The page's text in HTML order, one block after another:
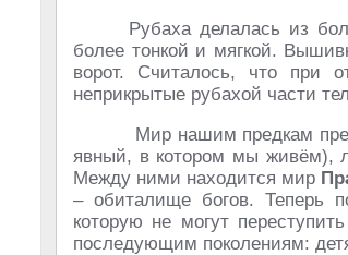
Рубаха делалась из
более тонкой и мягкой.
ворот. Считалось, что при
неприкрытые рубахой части
Мир нашим предкам
явный, в котором мы живём),
Между ними находится мир
– обиталище богов. Теперь
которую не могут
последующим поколениям: